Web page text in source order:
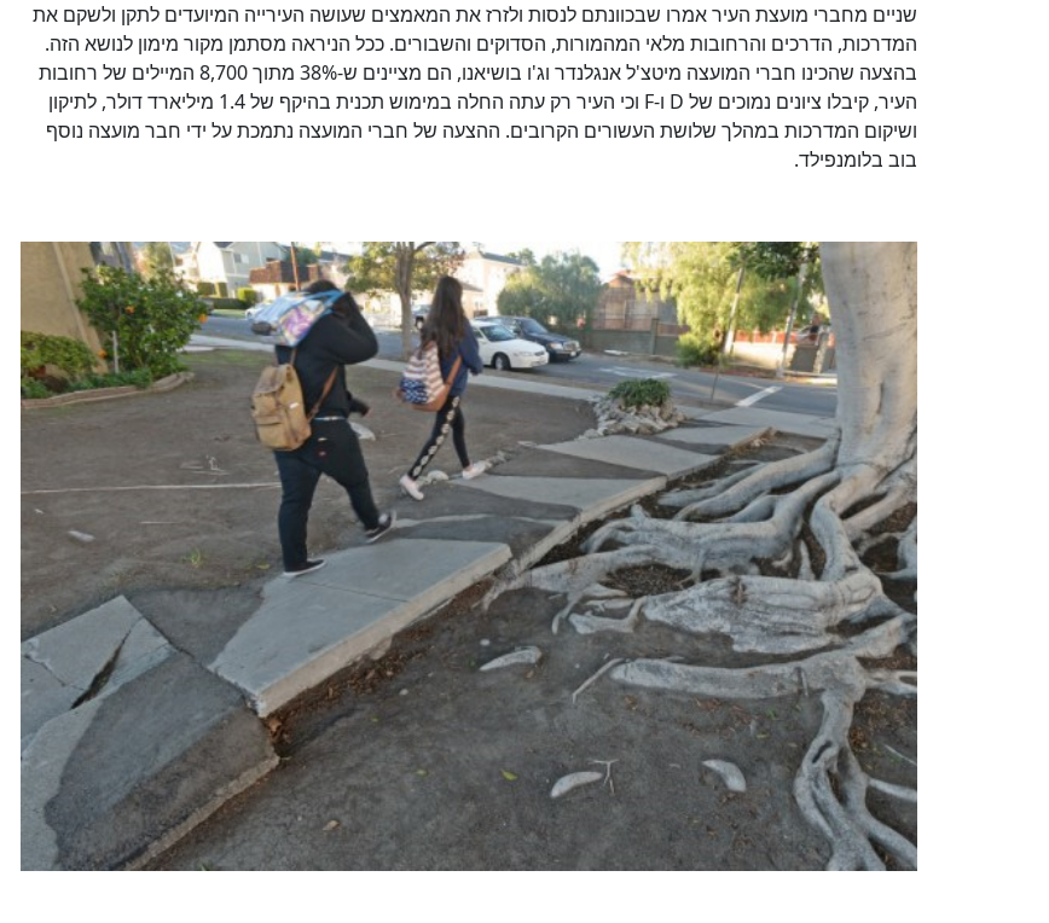
שניים מחברי מועצת העיר אמרו שבכוונתם לנסות ולזרז את המאמצים שעושה העירייה המיועדים לתקן ולשקם את
המדרכות, הדרכים והרחובות מלאי המהמורות, הסדוקים והשבורים. ככל הניראה מסתמן מקור מימון לנושא הזה.
בהצעה שהכינו חברי המועצה מיטצ'ל אנגלנדר וג'ו בושיאנו, הם מציינים ש-38% מתוך 8,700 המיילים של רחובות
העיר, קיבלו ציונים נמוכים של D ו-F
וכי העיר רק עתה החלה במימוש תכנית בהיקף של 1.4 מיליארד דולר, לתיקון
ושיקום המדרכות במהלך שלושת העשורים הקרובים. ההצעה של חברי המועצה נתמכת על ידי חבר מועצה נוסף
בוב בלומנפילד.